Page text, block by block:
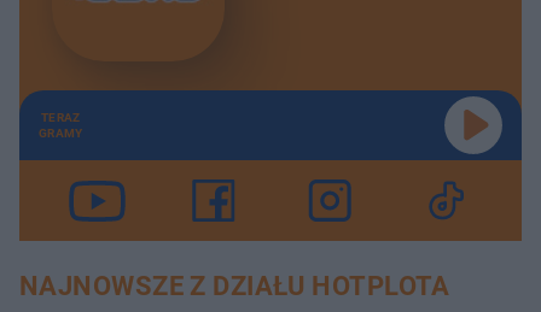
TERAZ
GRAMY
NAJNOWSZE Z DZIAŁU HOTPLOTA